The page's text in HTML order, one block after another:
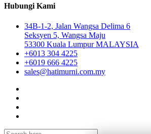
Hubungi Kami
34B-1-2, Jalan Wangsa Delima 6
Seksyen 5, Wangsa Maju
53300 Kuala Lumpur MALAYSIA
+6013 304 4225
+6019 666 4225
sales@hatimurni.com.my